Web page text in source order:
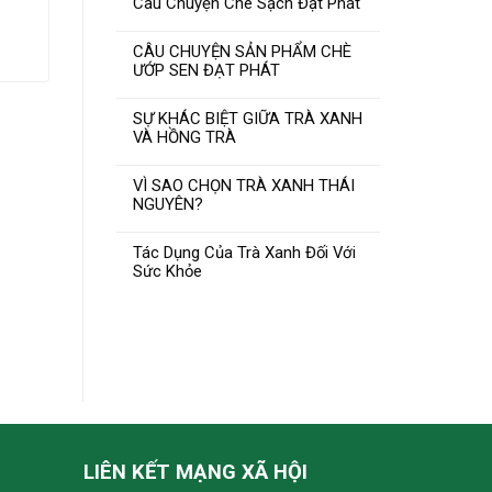
CÂU CHUYỆN SẢN PHẨM CHÈ
ƯỚP SEN ĐẠT PHÁT
SỰ KHÁC BIỆT GIỮA TRÀ XANH
VÀ HỒNG TRÀ
VÌ SAO CHỌN TRÀ XANH THÁI
NGUYÊN?
Tác Dụng Của Trà Xanh Đối Với
Sức Khỏe
TRÀ TÔM NÕN thượng hạng
[đóng ấm] 400gam OCOP
480.000₫
LIÊN KẾT MẠNG XÃ HỘI